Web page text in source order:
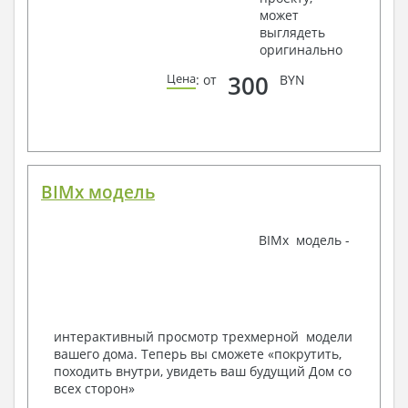
Ведомости расхода стали и бетона
3. Инженерный раздел (приобретается по желанию
Водоснабжение и канализация
канализации
Аксонометрическая схема водоснабжения и
канализации
Узлы и спецификация материалов
Спецификация материалов
Электротехнические решения:
Условные обозначения и общие данные
может
выглядеть
оригинально
Цена: от 300 BYN
BIMx модель
BIMx модель -
интерактивный просмотр трехмерной модели
вашего дома. Теперь вы сможете «покрутить,
походить внутри, увидеть ваш будущий Дом со
всех сторон»